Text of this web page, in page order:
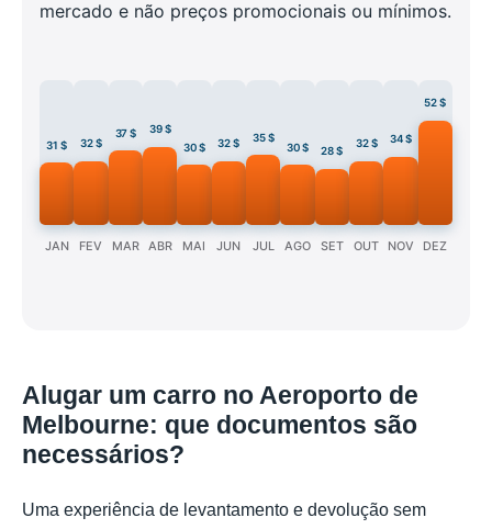
mercado e não preços promocionais ou mínimos.
31 $
JAN
32 $
FEV
37 $
MAR
39 $
ABR
30 $
MAI
32 $
JUN
35 $
JUL
30 $
AGO
28 $
SET
32 $
OUT
34 $
NOV
52 $
DEZ
Alugar um carro no Aeroporto de
Melbourne: que documentos são
necessários?
Uma experiência de levantamento e devolução sem